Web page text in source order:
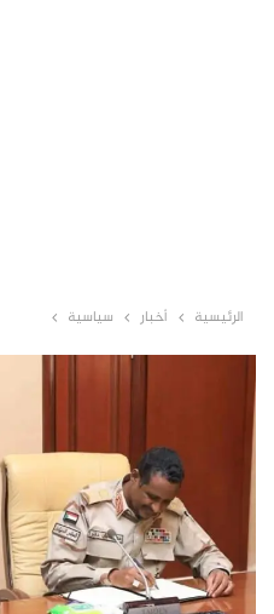
الرئيسية أخبار سياسية